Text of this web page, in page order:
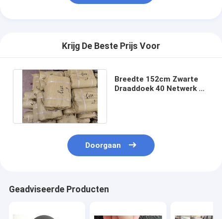
Krijg De Beste Prijs Voor
Breedte 152cm Zwarte
Draaddoek 40 Netwerk 6
Doorgaan
Geadviseerde Producten